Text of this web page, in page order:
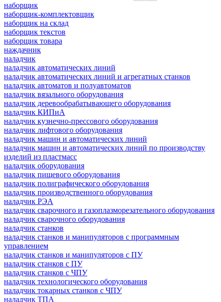
наборщик
наборщик-комплектовщик
наборщик на склад
наборщик текстов
наборщик товара
наждачник
наладчик
наладчик автоматических линий
наладчик автоматических линий и агрегатных станков
наладчик автоматов и полуавтоматов
наладчик вязального оборудования
наладчик деревообрабатывающего оборудования
наладчик КИПиА
наладчик кузнечно-прессового оборудования
наладчик лифтового оборудования
наладчик машин и автоматических линий
наладчик машин и автоматических линий по производству
изделий из пластмасс
наладчик оборудования
наладчик пищевого оборудования
наладчик полиграфического оборудования
наладчик производственного оборудования
наладчик РЭА
наладчик сварочного и газоплазморезательного оборудования
наладчик сварочного оборудования
наладчик станков
наладчик станков и манипуляторов с программным
управлением
наладчик станков и манипуляторов с ПУ
наладчик станков с ПУ
наладчик станков с ЧПУ
наладчик технологического оборудования
наладчик токарных станков с ЧПУ
наладчик ТПА